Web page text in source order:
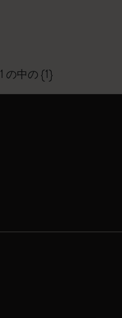
1 の中の {1}